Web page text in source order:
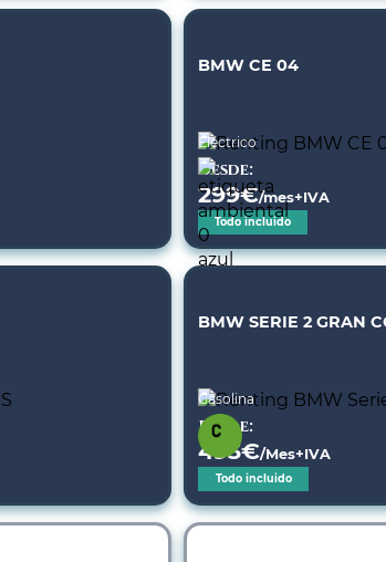
BMW CE 04
Eléctrico
Desde:
299€/mes+IVA
Todo incluido
BMW SERIE 2 GRAN
Gasolina
Desde:
493€/Mes+IVA
Todo incluido